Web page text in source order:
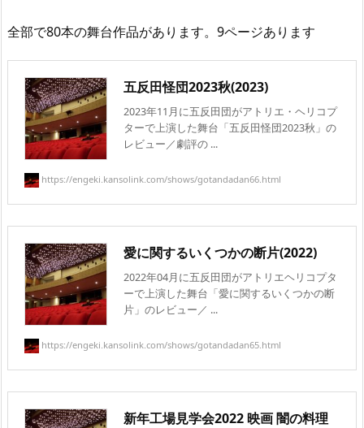
全部で80本の舞台作品があります。9ページあります
五反田怪団2023秋(2023)
2023年11月に五反田団がアトリエ・ヘリコプ
ターで上演した舞台「五反田怪団2023秋」の
レビュー／劇評の ...
https://engeki.kansolink.com/shows/gotandadan66.html
愛に関するいくつかの断片(2022)
2022年04月に五反田団がアトリエヘリコプタ
ーで上演した舞台「愛に関するいくつかの断
片」のレビュー／ ...
https://engeki.kansolink.com/shows/gotandadan65.html
新年工場見学会2022 映画 闇の料理